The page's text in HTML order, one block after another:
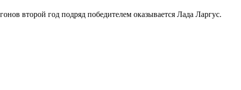
второй год подряд победителем оказывается Лада Ларгус.